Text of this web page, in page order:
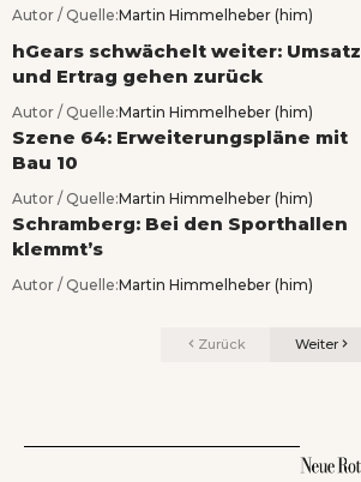
Autor / Quelle:Martin Himmelheber (him)
hGears schwächelt weiter: Umsatz
und Ertrag gehen zurück
Autor / Quelle:Martin Himmelheber (him)
Szene 64: Erweiterungspläne mit
Bau 10
Autor / Quelle:Martin Himmelheber (him)
Schramberg: Bei den Sporthallen
klemmt’s
Autor / Quelle:Martin Himmelheber (him)
Zurück Weiter